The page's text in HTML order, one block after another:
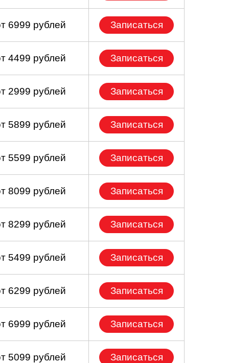
6999 рублей Записаться
4499 рублей Записаться
2999 рублей Записаться
5899 рублей Записаться
5599 рублей Записаться
8099 рублей Записаться
8299 рублей Записаться
5499 рублей Записаться
6299 рублей Записаться
6999 рублей Записаться
5099 рублей Записаться